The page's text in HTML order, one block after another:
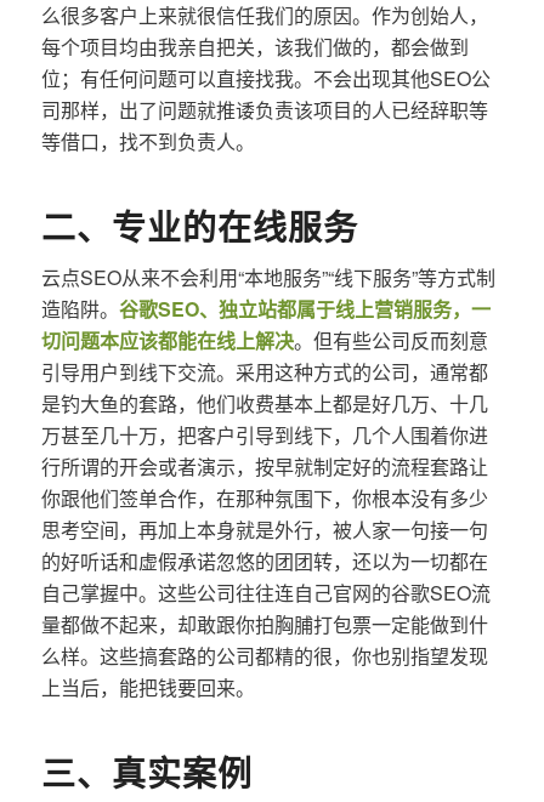
么很多客户上来就很信任我们的原因。作为创始人，
每个项目均由我亲自把关，该我们做的，都会做到
位；有任何问题可以直接找我。不会出现其他SEO公
司那样，出了问题就推诿负责该项目的人已经辞职等
等借口，找不到负责人。
二、专业的在线服务
云点SEO从来不会利用“本地服务”“线下服务”等方式制
造陷阱。 谷歌SEO、独立站都属于线上营销服务，一
切问题本应该都能在线上解决。但有些公司反而刻意
引导用户到线下交流。采用这种方式的公司，通常都
是钓大鱼的套路，他们收费基本上都是好几万、十几
万甚至几十万，把客户引导到线下，几个人围着你进
行所谓的开会或者演示，按早就制定好的流程套路让
你跟他们签单合作，在那种氛围下，你根本没有多少
思考空间，再加上本身就是外行，被人家一句接一句
的好听话和虚假承诺忽悠的团团转，还以为一切都在
自己掌握中。这些公司往往连自己官网的谷歌SEO流
量都做不起来，却敢跟你拍胸脯打包票一定能做到什
么样。这些搞套路的公司都精的很，你也别指望发现
上当后，能把钱要回来。
三、真实案例